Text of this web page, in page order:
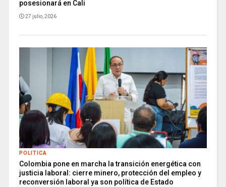
posesionará en Cali
27 julio, 2026
POLITICA
Colombia pone en marcha la transición energética con
justicia laboral: cierre minero, protección del empleo y
reconversión laboral ya son política de Estado